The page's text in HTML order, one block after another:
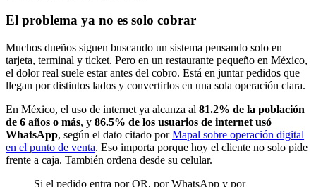
El problema ya no es solo cobrar
Muchos dueños siguen buscando un sistema pensando solo en
tarjeta, terminal y ticket. Pero en un restaurante pequeño en México,
el dolor real suele estar antes del cobro. Está en juntar pedidos que
llegan por distintos lados y convertirlos en una sola operación clara.
En México, el uso de internet ya alcanza al 81.2% de la población
de 6 años o más, y 86.5% de los usuarios de internet usó
WhatsApp, según el dato citado porMapal sobre operación digital
en el punto de venta. Eso importa porque hoy el cliente no solo pide
frente a caja. También ordena desde su celular.
Si el pedido entra por QR, por WhatsApp y por